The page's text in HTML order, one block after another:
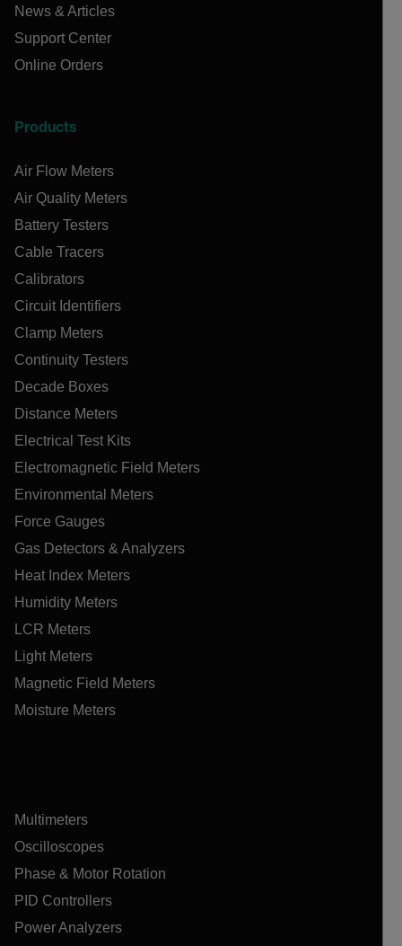
News & Articles
Support Center
Online Orders
Products
Air Flow Meters
Air Quality Meters
Battery Testers
Cable Tracers
Calibrators
Circuit Identifiers
Clamp Meters
Continuity Testers
Decade Boxes
Distance Meters
Electrical Test Kits
Electromagnetic Field Meters
Environmental Meters
Force Gauges
Gas Detectors & Analyzers
Heat Index Meters
Humidity Meters
LCR Meters
Light Meters
Magnetic Field Meters
Moisture Meters
Multimeters
Oscilloscopes
Phase & Motor Rotation
PID Controllers
Power Analyzers